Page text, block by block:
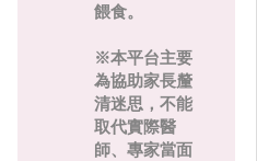
餵食。
※本平台主要
為協助家長釐
清迷思，不能
取代實際醫
師、專家當面